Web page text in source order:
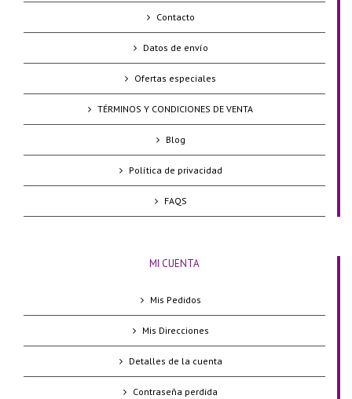
Contacto
Datos de envío
Ofertas especiales
TÉRMINOS Y CONDICIONES DE VENTA
Blog
Política de privacidad
FAQS
MI CUENTA
Mis Pedidos
Mis Direcciones
Detalles de la cuenta
Contraseña perdida